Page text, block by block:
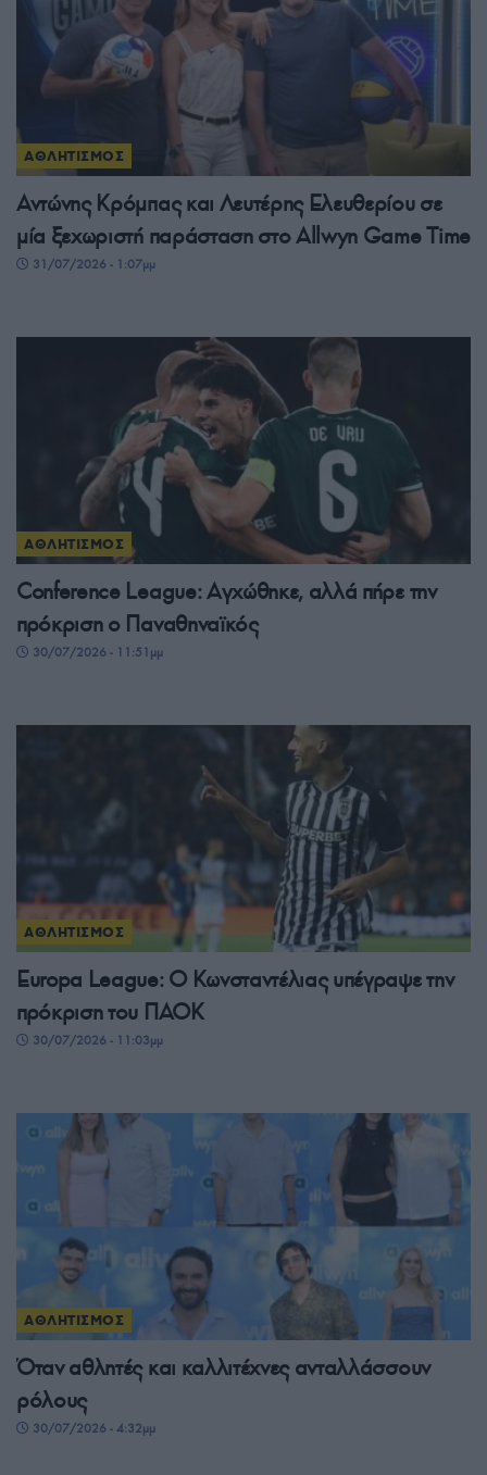
ΑΘΛΗΤΙΣΜΟΣ
Αντώνης Κρόμπας και Λευτέρης Ελευθερίου σε
μία ξεχωριστή παράσταση στο Allwyn Game Time
31/07/2026 - 1:07μμ
ΑΘΛΗΤΙΣΜΟΣ
Conference League: Αγχώθηκε, αλλά πήρε την
πρόκριση ο Παναθηναϊκός
30/07/2026 - 11:51μμ
ΑΘΛΗΤΙΣΜΟΣ
Europa League: Ο Κωνσταντέλιας υπέγραψε την
πρόκριση του ΠΑΟΚ
30/07/2026 - 11:03μμ
ΑΘΛΗΤΙΣΜΟΣ
Όταν αθλητές και καλλιτέχνες ανταλλάσσουν
ρόλους
30/07/2026 - 4:32μμ